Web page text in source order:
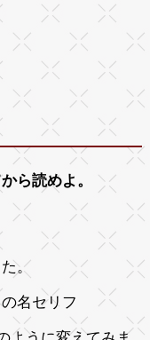
ら読めよ。
。
名セリフ